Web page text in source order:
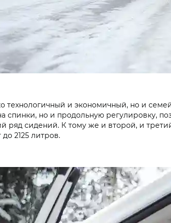
технологичный и экономичный, но и
спинки, но и продольную регулировку,
ряд сидений. К тому же и второй, и
2125 литров.